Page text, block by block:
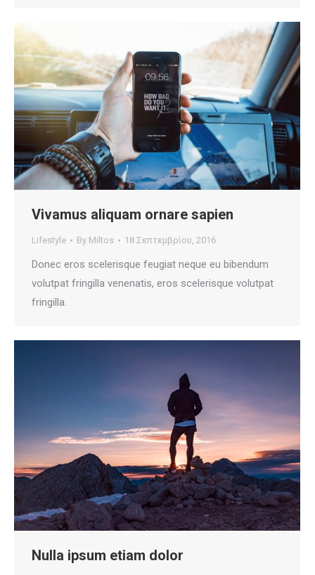
Vivamus aliquam ornare sapien
Lifestyle By Miltos 18 Σεπτεμβρίου, 2016
Donec eros scelerisque feugiat neque eu bibendum
volutpat fringilla venenatis, eros scelerisque volutpat
fringilla.
Nulla ipsum etiam dolor